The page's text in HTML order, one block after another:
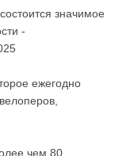
значимое
-
ежегодно
чем 80